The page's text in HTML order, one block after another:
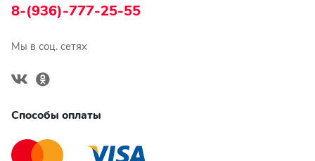
8-(936)-777-25-55
Мы в соц. сетях
Способы оплаты